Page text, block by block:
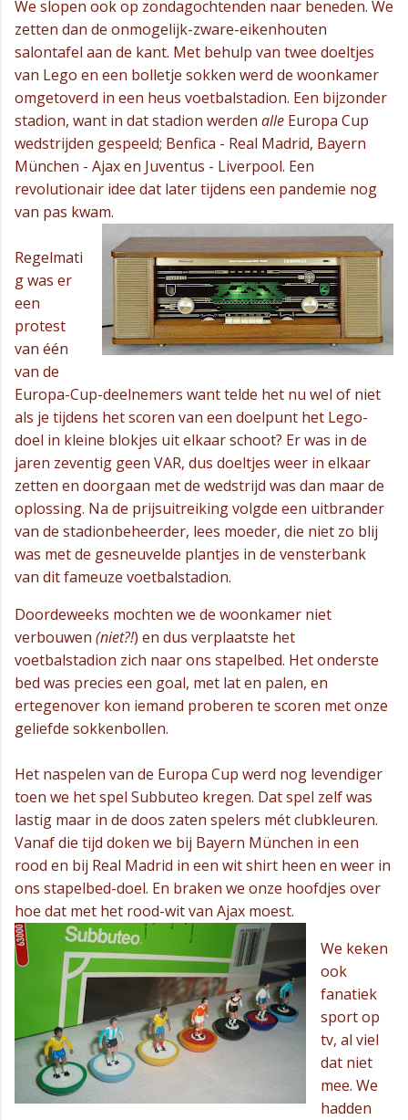
We slopen ook op zondagochtenden naar beneden. We
zetten dan de onmogelijk-zware-eikenhouten
salontafel aan de kant. Met behulp van twee doeltjes
van Lego en een bolletje sokken werd de woonkamer
omgetoverd in een heus voetbalstadion. Een bijzonder
stadion, want in dat stadion werden alle Europa Cup
wedstrijden gespeeld; Benfica - Real Madrid, Bayern
München - Ajax en Juventus - Liverpool. Een
revolutionair idee dat later tijdens een pandemie nog
van pas kwam.
Regelmati
g was er
een
protest
van één
van de
Europa-Cup-deelnemers want telde het nu wel of niet
als je tijdens het scoren van een doelpunt het Lego-
doel in kleine blokjes uit elkaar schoot? Er was in de
jaren zeventig geen VAR, dus doeltjes weer in elkaar
zetten en doorgaan met de wedstrijd was dan maar de
oplossing. Na de prijsuitreiking volgde een uitbrander
van de stadionbeheerder, lees moeder, die niet zo blij
was met de gesneuvelde plantjes in de vensterbank
van dit fameuze voetbalstadion.
Doordeweeks mochten we de woonkamer niet
verbouwen (niet?!) en dus verplaatste het
voetbalstadion zich naar ons stapelbed. Het onderste
bed was precies een goal, met lat en palen, en
ertegenover kon iemand proberen te scoren met onze
geliefde sokkenbollen.
Het naspelen van de Europa Cup werd nog levendiger
toen we het spel Subbuteo kregen. Dat spel zelf was
lastig maar in de doos zaten spelers mét clubkleuren.
Vanaf die tijd doken we bij Bayern München in een
rood en bij Real Madrid in een wit shirt heen en weer in
ons stapelbed-doel. En braken we onze hoofdjes over
hoe dat met het rood-wit van Ajax moest.
We keken
ook
fanatiek
sport op
tv, al viel
dat niet
mee. We
hadden